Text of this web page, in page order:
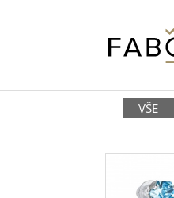
VŠE